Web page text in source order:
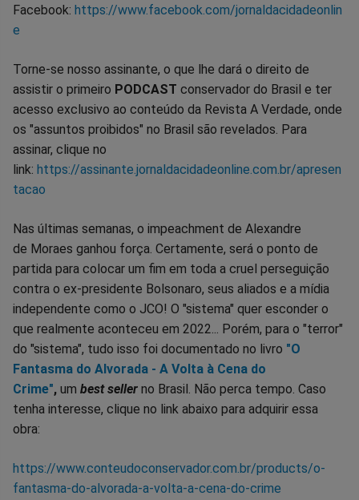
Facebook: https://www.facebook.com/jornaldacidadeonlin
e
Torne-se nosso assinante, o que lhe dará o direito de
assistir o primeiro PODCAST conservador do Brasil e ter
acesso exclusivo ao conteúdo da Revista A Verdade, onde
os "assuntos proibidos" no Brasil são revelados. Para
assinar, clique no
link: https://assinante.jornaldacidadeonline.com.br/apresen
tacao
Nas últimas semanas, o impeachment de Alexandre
de Moraes ganhou força. Certamente, será o ponto de
partida para colocar um fim em toda a cruel perseguição
contra o ex-presidente Bolsonaro, seus aliados e a mídia
independente como o JCO! O "sistema" quer esconder o
que realmente aconteceu em 2022... Porém, para o "terror"
do "sistema", tudo isso foi documentado no livro "O
Fantasma do Alvorada - A Volta à Cena do
Crime", um best seller no Brasil. Não perca tempo. Caso
tenha interesse, clique no link abaixo para adquirir essa
obra:
https://www.conteudoconservador.com.br/products/o-
fantasma-do-alvorada-a-volta-a-cena-do-crime